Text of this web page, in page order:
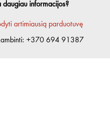
daugiau informacijos?
artimiausią parduotuvę
+370 694 91387